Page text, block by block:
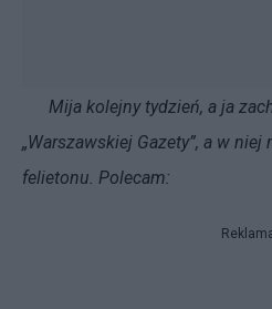
Mija kolejny tydzień, a ja
„Warszawskiej Gazety”, a w
felietonu. Polecam: